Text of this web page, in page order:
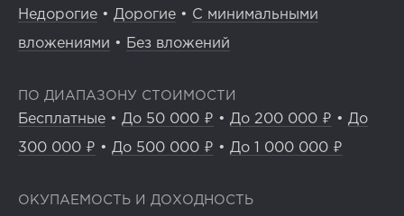
Недорогие • Дорогие • С минимальными
вложениями • Без вложений
ПО ДИАПАЗОНУ СТОИМОСТИ
Бесплатные • До 50 000 ₽ • До 200 000 ₽ • До
300 000 ₽ • До 500 000 ₽ • До 1 000 000 ₽
ОКУПАЕМОСТЬ И ДОХОДНОСТЬ